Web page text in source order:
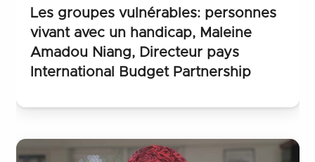
droits humains sur le continent.
Ce projet de WATHI bénéficie du
financement d’Open Society Initiative for
Les groupes vulnérables: personnes
vivant avec un handicap, Maleine
Amadou Niang, Directeur pays
International Budget Partnership